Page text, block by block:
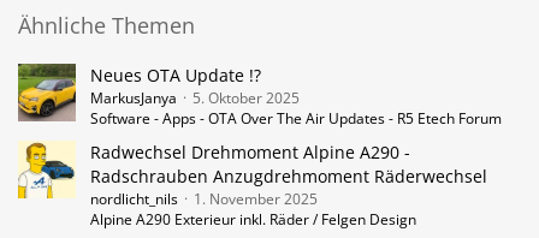
Ähnliche Themen
Neues OTA Update !?
MarkusJanya
5. Oktober 2025
Software - Apps - OTA Over The Air Updates - R5 Etech Forum
Radwechsel Drehmoment Alpine A290 -
Radschrauben Anzugdrehmoment Räderwechsel
nordlicht_nils
1. November 2025
Alpine A290 Exterieur inkl. Räder / Felgen Design